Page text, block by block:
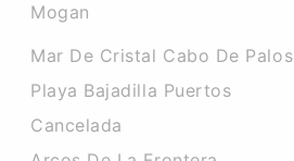
Mogan
Mar De Cristal Cabo De Palos
Playa Bajadilla Puertos
Cancelada